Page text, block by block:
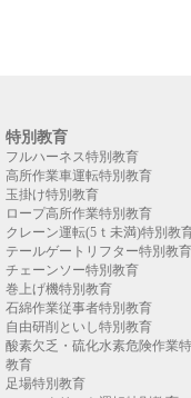
特別教育
フルハーネス特別教育
高所作業車運転特別教育
玉掛け特別教育
ロープ高所作業特別教育
クレーン運転(5ｔ未満)特別教
テールゲートリフター特別教育
チェーンソー特別教育
巻上げ機特別教育
石綿作業従事者特別教育
自由研削といし特別教育
酸素欠乏・硫化水素危険作業
教育
足場特別教育